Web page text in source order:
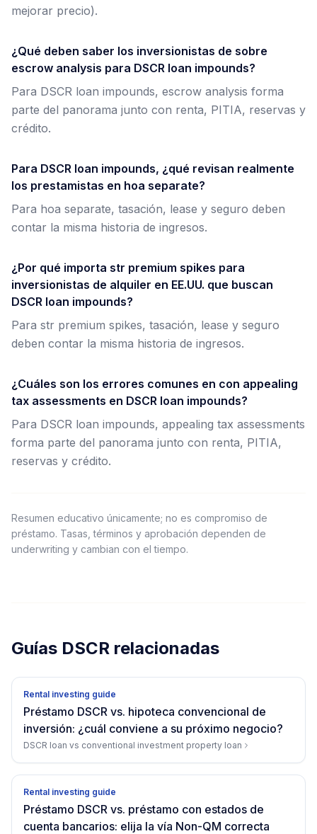
mejorar precio).
¿Qué deben saber los inversionistas de sobre
escrow analysis para DSCR loan impounds?
Para DSCR loan impounds, escrow analysis forma
parte del panorama junto con renta, PITIA, reservas y
crédito.
Para DSCR loan impounds, ¿qué revisan realmente
los prestamistas en hoa separate?
Para hoa separate, tasación, lease y seguro deben
contar la misma historia de ingresos.
¿Por qué importa str premium spikes para
inversionistas de alquiler en EE.UU. que buscan
DSCR loan impounds?
Para str premium spikes, tasación, lease y seguro
deben contar la misma historia de ingresos.
¿Cuáles son los errores comunes en con appealing
tax assessments en DSCR loan impounds?
Para DSCR loan impounds, appealing tax assessments
forma parte del panorama junto con renta, PITIA,
reservas y crédito.
Resumen educativo únicamente; no es compromiso de
préstamo. Tasas, términos y aprobación dependen de
underwriting y cambian con el tiempo.
Guías DSCR relacionadas
Rental investing guide
Préstamo DSCR vs. hipoteca convencional de
inversión: ¿cuál conviene a su próximo negocio?
DSCR loan vs conventional investment property loan
Rental investing guide
Préstamo DSCR vs. préstamo con estados de
cuenta bancarios: elija la vía Non-QM correcta